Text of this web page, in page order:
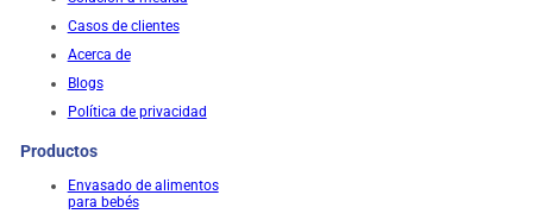
Casos de clientes
Acerca de
Blogs
Política de privacidad
Productos
Envasado de alimentos
para bebés